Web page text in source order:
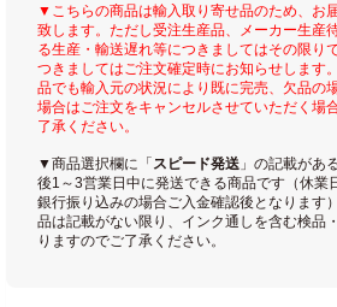
▼こちらの商品は輸入取り寄せ品のため、お
致します。ただし受注生産品、メーカー生産
る生産・輸送遅れ等につきましてはその限り
つきましてはご注文確定時にお知らせします
品でも輸入元の状況により既に完売、欠品の
場合はご注文をキャンセルさせていただく場
了承ください。
▼商品選択欄に「 スピード発送 」の記載があ
後1～3営業日中に発送できる商品です（休業
銀行振り込みの場合ご入金確認後となります
品は記載がない限り、インク通しを含む検品
りますのでご了承ください。